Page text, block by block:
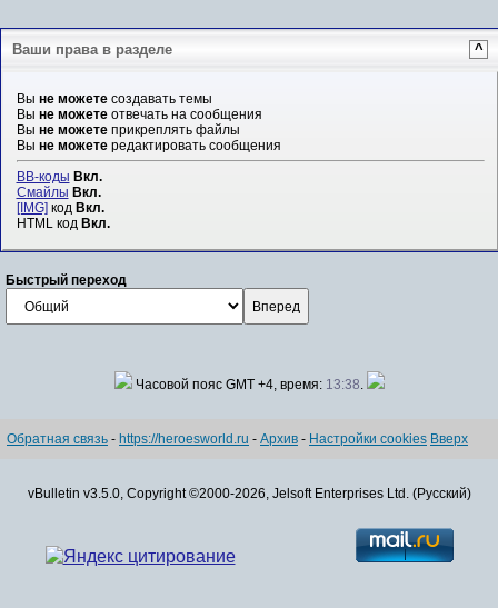
Ваши права в разделе ^
Вы не можетесоздавать темы
Вы не можетеотвечать на сообщения
Вы не можетеприкреплять файлы
Вы не можетередактировать сообщения
BB-коды Вкл.
Смайлы Вкл.
[IMG]код Вкл.
HTML код Вкл.
Быстрый переход
Часовой пояс GMT +4, время: 13:38.
Обратная связь - https://heroesworld.ru - Архив - Настройки cookies Вверх
vBulletin v3.5.0, Copyright ©2000-2026, Jelsoft Enterprises Ltd. (Русский)